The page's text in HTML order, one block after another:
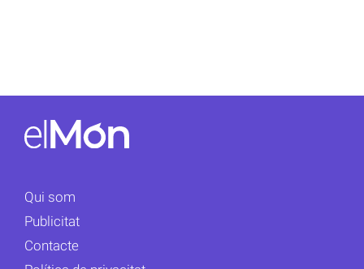
Qui som
Publicitat
Contacte